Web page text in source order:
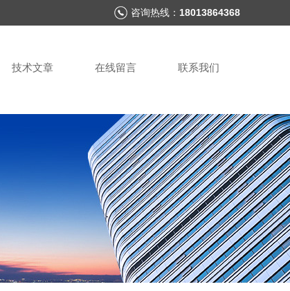
咨询热线： 18013864368
技术文章 在线留言 联系我们